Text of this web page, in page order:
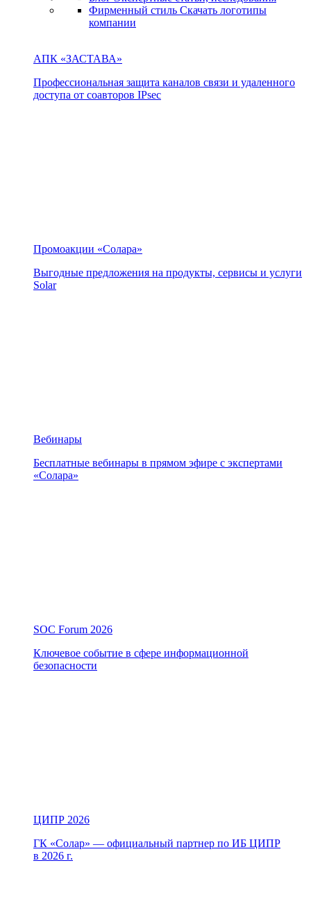
Фирменный стиль Скачать логотипы
компании
АПК «ЗАСТАВА»
Профессиональная защита каналов связи и удаленного
доступа от соавторов IPsec
Промоакции «Солара»
Выгодные предложения на продукты, сервисы и услуги
Solar
Вебинары
Бесплатные вебинары в прямом эфире с экспертами
«Солара»
SOC Forum 2026
Ключевое событие в сфере информационной
безопасности
ЦИПР 2026
ГК «Солар» — официальный партнер по ИБ ЦИПР
в 2026 г.